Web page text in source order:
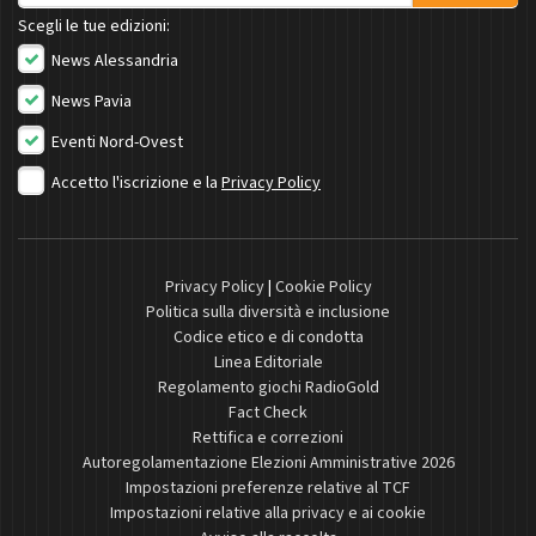
Scegli le tue edizioni:
News Alessandria
News Pavia
Eventi Nord-Ovest
Accetto l'iscrizione e la Privacy Policy
Privacy Policy| Cookie Policy
Politica sulla diversità e inclusione
Codice etico e di condotta
Linea Editoriale
Regolamento giochi RadioGold
Fact Check
Rettifica e correzioni
Autoregolamentazione Elezioni Amministrative 2026
Impostazioni preferenze relative al TCF
Impostazioni relative alla privacy e ai cookie